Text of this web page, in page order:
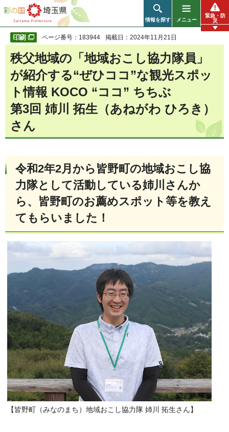
彩の国 埼玉県
情報を探す メニュー
緊急・防
災
ページ番号：183944 掲載日：2024年11月21日
秩父地域の「地域おこし協力隊員」
が紹介する“ぜひココ”な観光スポッ
ト情報 KOCO “ココ” ちちぶ
第3回 姉川 拓生（あねがわ ひろき）
さん
令和2年2月から皆野町の地域おこし協
力隊として活動している姉川さんか
ら、皆野町のお薦めスポット等を教え
てもらいました！
【皆野町（みなのまち）地域おこし協力隊 姉川 拓生さん】